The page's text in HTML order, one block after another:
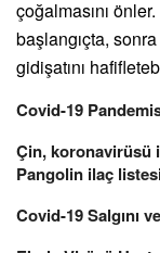
çoğalmasını
başlangıçta,
gidişatını
Covid-19
Çin, koronavirüsü
Pangolin ilaç
Covid-19 Salgını